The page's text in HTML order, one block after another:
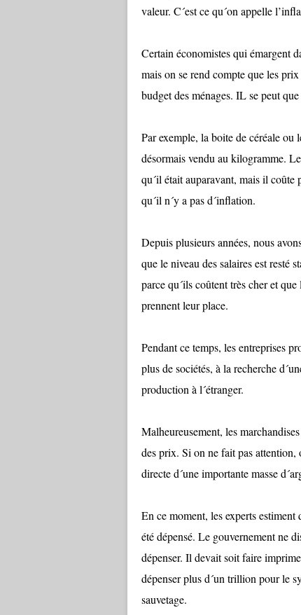
valeur. C´est ce qu´on appelle
Certain économistes qui émargent
mais on se rend compte que les
budget des ménages. IL se peut
Par exemple, la boite de céréale ou
désormais vendu au kilogramme.
qu´il était auparavant, mais il coûte
qu´il n´y a pas d´inflation.
Depuis plusieurs années, nous
que le niveau des salaires est resté
parce qu´ils coûtent très cher et
prennent leur place.
Pendant ce temps, les entreprises
plus de sociétés, à la recherche
production à l´étranger.
Malheureusement, les
des prix. Si on ne fait pas attention,
directe d´une importante masse
En ce moment, les experts
été dépensé. Le gouvernement ne
dépenser. Il devait soit faire
dépenser plus d´un trillion pour le
sauvetage.